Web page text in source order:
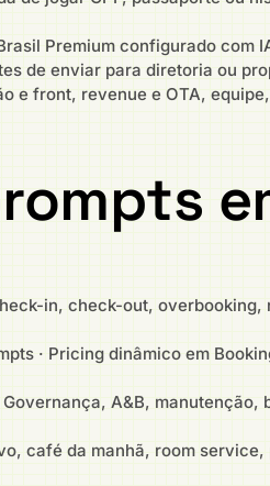
Premium configurado
de enviar para diretoria ou
e front, revenue e OTA,
in, check-out,
· Pricing dinâmico em
A&B,
café da manhã, room